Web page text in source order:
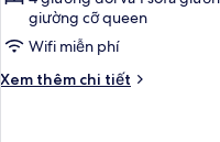
King)
Suite
Superior,
2
giường cỡ queen
Wifi miễn phí
Xem thêm chi tiết
Chi